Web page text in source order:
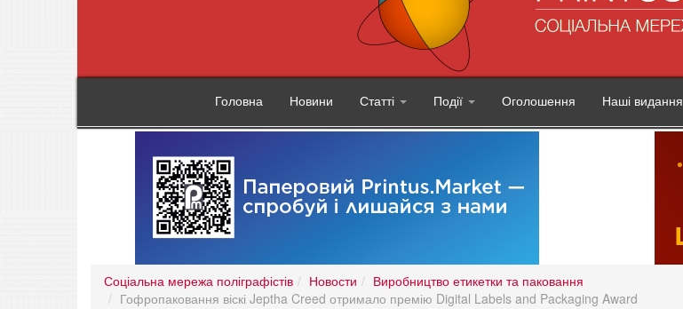
Головна Новини Статті Події Оголошення Наші видання
Соціальна мережа поліграфістів Новости
Виробництво етикетки та паковання
Гофропаковання віскі Jeptha Creed отримало премію Digital Labels and Packaging Award